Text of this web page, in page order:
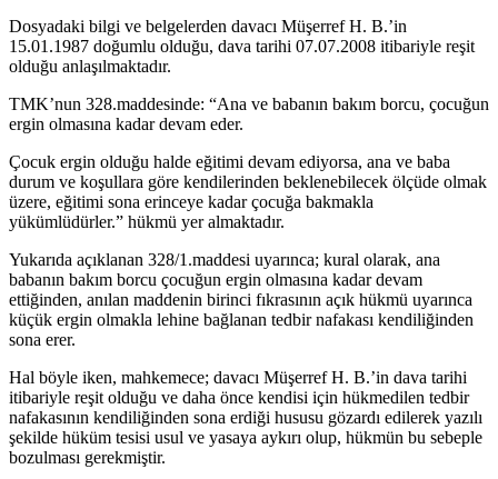
Dosyadaki bilgi ve belgelerden davacı Müşerref H. B.’in
15.01.1987 doğumlu olduğu, dava tarihi 07.07.2008 itibariyle reşit
olduğu anlaşılmaktadır.
TMK’nun 328.maddesinde: “Ana ve babanın bakım borcu, çocuğun
ergin olmasına kadar devam eder.
Çocuk ergin olduğu halde eğitimi devam ediyorsa, ana ve baba
durum ve koşullara göre kendilerinden beklenebilecek ölçüde olmak
üzere, eğitimi sona erinceye kadar çocuğa bakmakla
yükümlüdürler.” hükmü yer almaktadır.
Yukarıda açıklanan 328/1.maddesi uyarınca; kural olarak, ana
babanın bakım borcu çocuğun ergin olmasına kadar devam
ettiğinden, anılan maddenin birinci fıkrasının açık hükmü uyarınca
küçük ergin olmakla lehine bağlanan tedbir nafakası kendiliğinden
sona erer.
Hal böyle iken, mahkemece; davacı Müşerref H. B.’in dava tarihi
itibariyle reşit olduğu ve daha önce kendisi için hükmedilen tedbir
nafakasının kendiliğinden sona erdiği hususu gözardı edilerek yazılı
şekilde hüküm tesisi usul ve yasaya aykırı olup, hükmün bu sebeple
bozulması gerekmiştir.